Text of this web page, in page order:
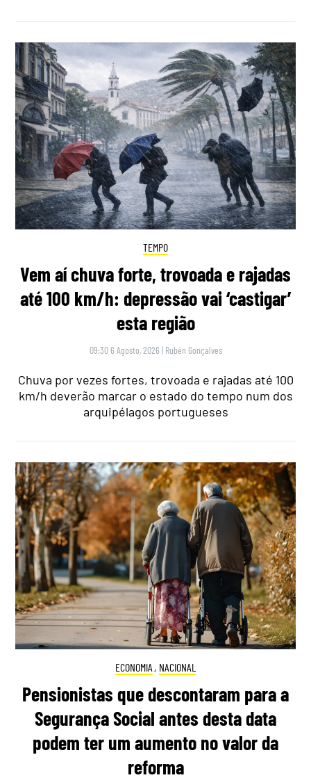
TEMPO
Vem aí chuva forte, trovoada e rajadas
até 100 km/h: depressão vai ‘castigar’
esta região
09:30 6 Agosto, 2026 | Rubén Gonçalves
Chuva por vezes fortes, trovoada e rajadas até 100
km/h deverão marcar o estado do tempo num dos
arquipélagos portugueses
ECONOMIA , NACIONAL
Pensionistas que descontaram para a
Segurança Social antes desta data
podem ter um aumento no valor da
reforma